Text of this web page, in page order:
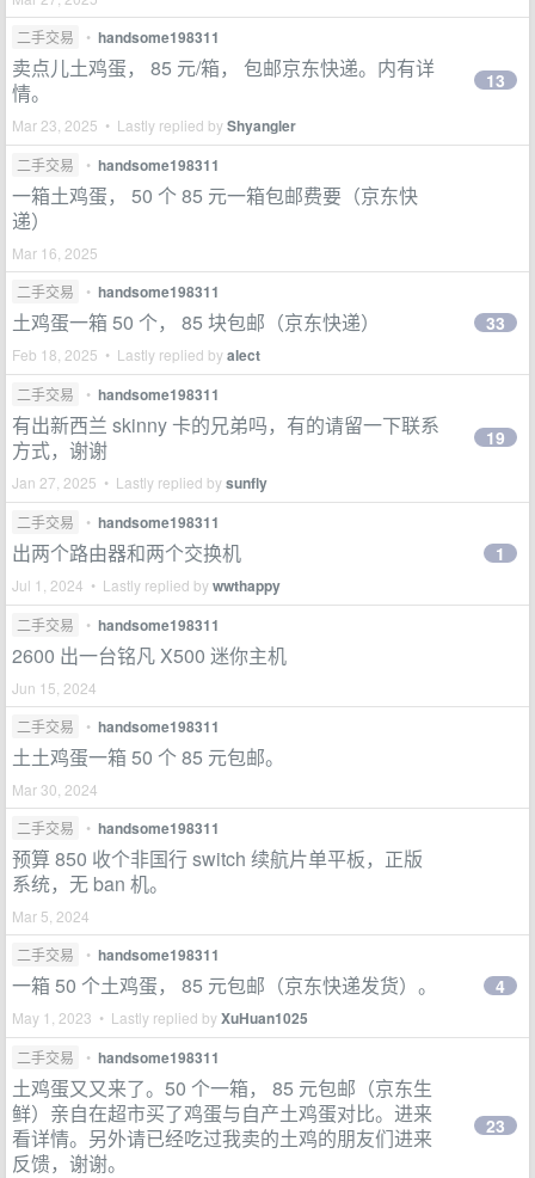
二手交易
• handsome198311
卖点儿土鸡蛋， 85 元/箱， 包邮京东快递。内有详
情。
Mar 23, 2025 • Lastly replied byShyangler
13
二手交易 • handsome198311
一箱土鸡蛋， 50 个 85 元一箱包邮费要（京东快
递）
Mar 16, 2025
二手交易
• handsome198311
土鸡蛋一箱 50 个， 85 块包邮（京东快递）
Feb 18, 2025 • Lastly replied byalect
33
二手交易 • handsome198311
有出新西兰 skinny 卡的兄弟吗，有的请留一下联系
方式，谢谢
Jan 27, 2025 • Lastly replied bysunfly
19
二手交易 • handsome198311
出两个路由器和两个交换机
Jul 1, 2024 • Lastly replied bywwthappy
1
二手交易 • handsome198311
2600 出一台铭凡 X500 迷你主机
Jun 15, 2024
二手交易
• handsome198311
土土鸡蛋一箱 50 个 85 元包邮。
Mar 30, 2024
二手交易
• handsome198311
预算 850 收个非国行 switch 续航片单平板，正版
系统，无 ban 机。
Mar 5, 2024
二手交易
• handsome198311
一箱 50 个土鸡蛋， 85 元包邮（京东快递发货）。
May 1, 2023 • Lastly replied byXuHuan1025
4
二手交易 • handsome198311
土鸡蛋又又来了。50 个一箱， 85 元包邮（京东生
鲜）亲自在超市买了鸡蛋与自产土鸡蛋对比。进来
看详情。另外请已经吃过我卖的土鸡的朋友们进来
反馈，谢谢。
23